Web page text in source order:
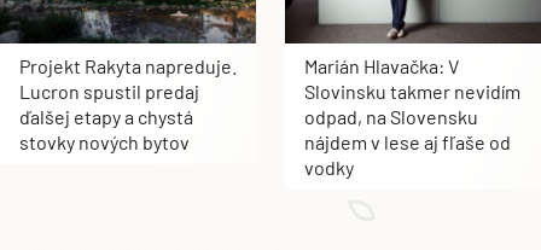
Projekt Rakyta napreduje.
Lucron spustil predaj
ďalšej etapy a chystá
stovky nových bytov
Marián Hlavačka: V
Slovinsku takmer nevidím
odpad, na Slovensku
nájdem v lese aj fľaše od
vodky